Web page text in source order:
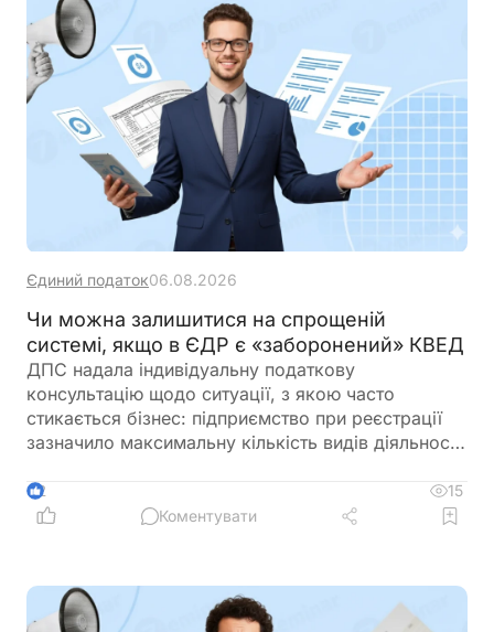
Єдиний податок06.08.2026
Чи можна залишитися на спрощеній
системі, якщо в ЄДР є «заборонений» КВЕД
ДПС надала індивідуальну податкову
консультацію щодо ситуації, з якою часто
стикається бізнес: підприємство при реєстрації
зазначило максимальну кількість видів діяльності
для платників єдиного податку 3-ї групи і вже
отримало лист від ДПС. При цьому в заяві на
коди
2
15
Коментувати